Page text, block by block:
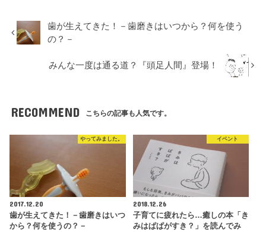
歯が生えてきた！－歯磨きはいつから？何を使う
の？－
みんな一度は通る道？『頭足人間』登場！
RECOMMEND こちらの記事も人気です。
やってみました。
2017.12.20
歯が生えてきた！－歯磨きはいつ
から？何を使うの？－
イベント
2018.12.26
子育てに疲れたら…癒しの本「き
みはぱぱがすき？」を読んでみ